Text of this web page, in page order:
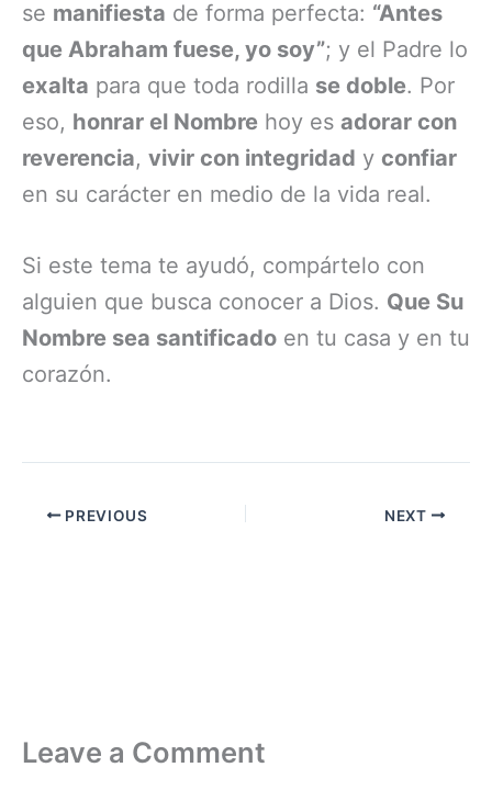
se manifiesta de forma perfecta: “Antes
que Abraham fuese, yo soy”; y el Padre lo
exalta para que toda rodilla se doble. Por
eso, honrar el Nombre hoy es adorar con
reverencia, vivir con integridad y confiar
en su carácter en medio de la vida real.
Si este tema te ayudó, compártelo con
alguien que busca conocer a Dios. Que Su
Nombre sea santificado en tu casa y en tu
corazón.
PREVIOUS NEXT
Leave a Comment